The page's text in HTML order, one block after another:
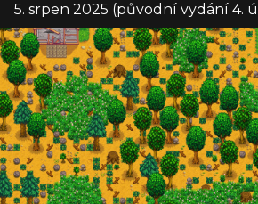
5. srpen 2025 (původní vydání 4.